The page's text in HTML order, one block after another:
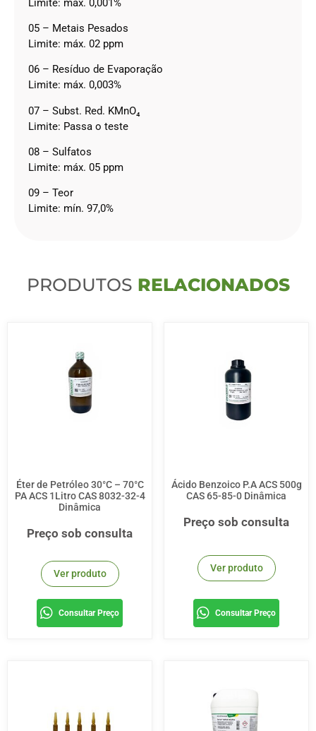
05 – Metais Pesados
Limite: máx. 02 ppm
06 – Resíduo de Evaporação
Limite: máx. 0,003%
07 – Subst. Red. KMnO₄
Limite: Passa o teste
08 – Sulfatos
Limite: máx. 05 ppm
09 – Teor
Limite: mín. 97,0%
PRODUTOS RELACIONADOS
Éter de Petróleo 30°C – 70°C
PA ACS 1Litro CAS 8032-32-4
Dinâmica
Preço sob consulta
Ver produto
Consultar Preço
Ácido Benzoico P.A ACS 500g
CAS 65-85-0 Dinâmica
Preço sob consulta
Ver produto
Consultar Preço